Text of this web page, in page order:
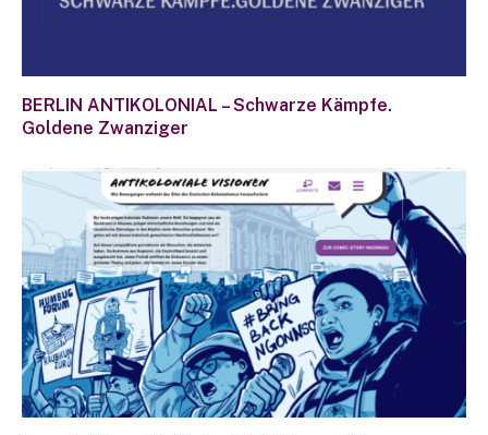
BERLIN ANTIKOLONIAL – Schwarze Kämpfe.
Goldene Zwanziger